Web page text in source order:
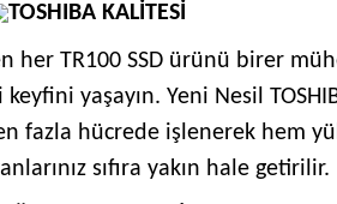
TOSHIBA KALİTESİ
TR100 SSD ürünü birer
yaşayın. Yeni Nesil
fazla hücrede işlenerek hem
sıfıra yakın hale getirilir.